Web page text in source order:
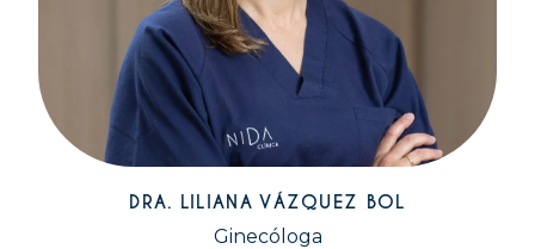
DRA. LILIANA VÁZQUEZ BOL
Ginecóloga